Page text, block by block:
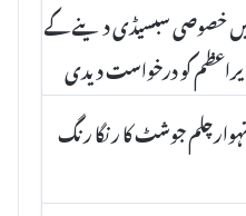
خصوصی سبسیڈی دینے کے
کو درخواست دیدی
جوشٹ کا رنگا رنگ